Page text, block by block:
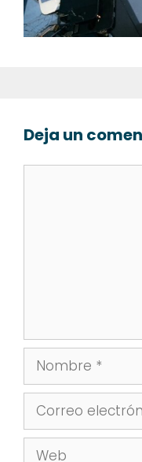
Deja un
Nombre
Correo
Web